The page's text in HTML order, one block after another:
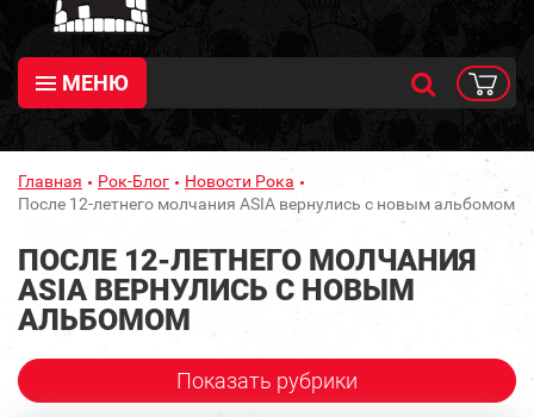
МЕНЮ
Главная Рок-Блог
Новости Рока
После 12-летнего молчания ASIA вернулись с новым альбомом
ПОСЛЕ 12-ЛЕТНЕГО МОЛЧАНИЯ
ASIA ВЕРНУЛИСЬ С НОВЫМ
АЛЬБОМОМ
Показать рубрики